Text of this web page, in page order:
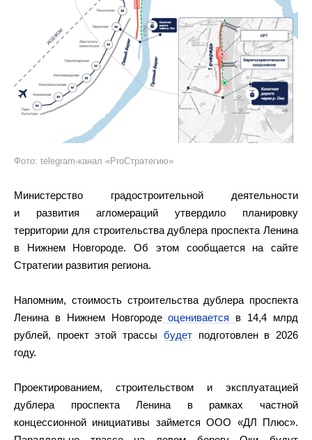
Фото: telegram-канал «ProСтратегию»
Министерство градостроительной деятельности
и развития агломераций утвердило планировку
территории для строительства дублера проспекта Ленина
в Нижнем Новгороде. Об этом сообщается на сайте
Стратегии развития региона.
Напомним, стоимость строительства дублера проспекта
Ленина в Нижнем Новгородеоценивается в 14,4 млрд
рублей, проект этой трассы будетподготовлен в 2026
году.
Проектированием, строительством и эксплуатацией
дублера проспекта Ленина в рамках частной
концессионной инициативы займется ООО «ДЛ Плюс».